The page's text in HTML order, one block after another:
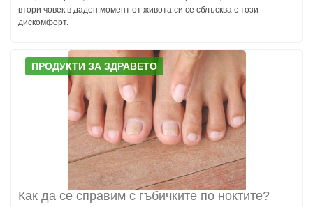
втори човек в даден момент от живота си се сблъсква с този
дискомфорт.
ПРОДУКТИ ЗА ЗДРАВЕТО
Как да се справим с гъбичките по ноктите?